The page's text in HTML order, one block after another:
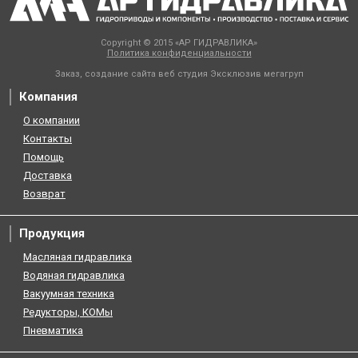
Copyright © 2015 «АР ГИДРАВЛИКА»
Политика конфиденциальности
Заказ, создание сайта веб студия Эксклюзив мегагруп
Компания
О компании
Контакты
Помощь
Доставка
Возврат
Продукция
Масляная гидравлика
Водяная гидравлика
Вакуумная техника
Редукторы, КОМы
Пневматика